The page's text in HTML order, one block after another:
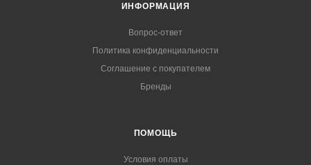
ИНФОРМАЦИЯ
Вопрос-ответ
Политика конфиденциальности
Соглашение с покупателем
Бренды
ПОМОЩЬ
Условия оплаты